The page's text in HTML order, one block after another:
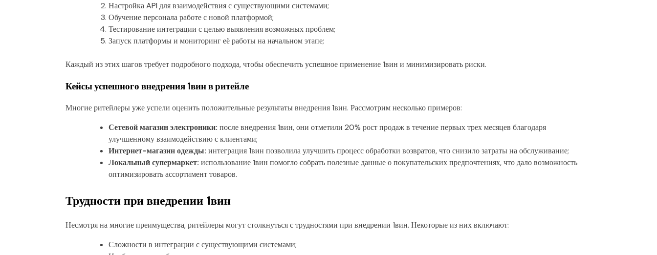
Настройка API для взаимодействия с существующими системами;
Обучение персонала работе с новой платформой;
Тестирование интеграции с целью выявления возможных проблем;
Запуск платформы и мониторинг её работы на начальном этапе;
Каждый из этих шагов требует подробного подхода, чтобы обеспечить успешное применение 1вин и минимизировать риски.
Кейсы успешного внедрения 1вин в ритейле
Многие ритейлеры уже успели оценить положительные результаты внедрения 1вин. Рассмотрим несколько примеров:
Сетевой магазин электроники: после внедрения 1вин, они отметили 20% рост продаж в течение первых трех месяцев благодаря
улучшенному взаимодействию с клиентами;
Интернет-магазин одежды: интеграция 1вин позволила улучшить процесс обработки возвратов, что снизило затраты на обслуживание;
Локальный супермаркет: использование 1вин помогло собрать полезные данные о покупательских предпочтениях, что дало возможность
оптимизировать ассортимент товаров.
Трудности при внедрении 1вин
Несмотря на многие преимущества, ритейлеры могут столкнуться с трудностями при внедрении 1вин. Некоторые из них включают:
Сложности в интеграции с существующими системами;